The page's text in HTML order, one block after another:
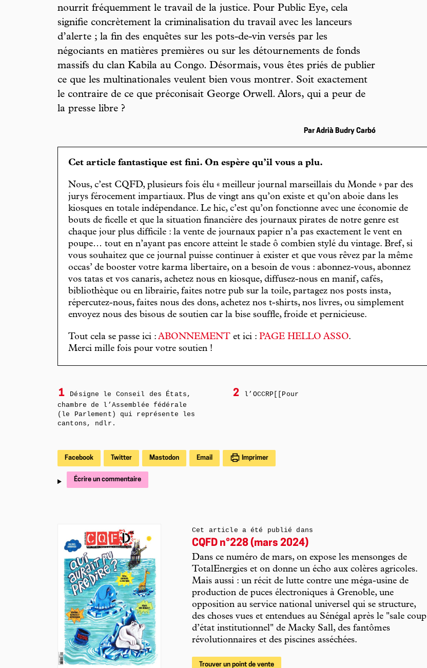
nourrit fréquemment le travail de la justice. Pour Public Eye, cela
signifie concrètement la criminalisation du travail avec les lanceurs
d’alerte ; la fin des enquêtes sur les pots-de-vin versés par les
négociants en matières premières ou sur les détournements de fonds
massifs du clan Kabila au Congo. Désormais, vous êtes priés de publier
ce que les multinationales veulent bien vous montrer. Soit exactement
le contraire de ce que préconisait George Orwell. Alors, qui a peur de
la presse libre ?
Par Adrià Budry Carbó
Cet article fantastique est fini. On espère qu’il vous a plu.
Nous, c’est CQFD, plusieurs fois élu « meilleur journal marseillais du Monde » par des
jurys férocement impartiaux. Plus de vingt ans qu’on existe et qu’on aboie dans les
kiosques en totale indépendance. Le hic, c’est qu’on fonctionne avec une économie de
bouts de ficelle et que la situation financière des journaux pirates de notre genre est
chaque jour plus difficile : la vente de journaux papier n’a pas exactement le vent en
poupe… tout en n’ayant pas encore atteint le stade ô combien stylé du vintage. Bref, si
vous souhaitez que ce journal puisse continuer à exister et que vous rêvez par la même
occas’ de booster votre karma libertaire, on a besoin de vous : abonnez-vous, abonnez
vos tatas et vos canaris, achetez nous en kiosque, diffusez-nous en manif, cafés,
bibliothèque ou en librairie, faites notre pub sur la toile, partagez nos posts insta,
répercutez-nous, faites nous des dons, achetez nos t-shirts, nos livres, ou simplement
envoyez nous des bisous de soutien car la bise souffle, froide et pernicieuse.
Tout cela se passe ici : ABONNEMENT et ici : PAGE HELLO ASSO.
Merci mille fois pour votre soutien !
1
Désigne le Conseil des États,
chambre de l’Assemblée fédérale
(le Parlement) qui représente les
cantons, ndlr.
2 l’OCCRP[[Pour
Facebook Twitter Mastodon Email Imprimer
Écrire un commentaire
Cet article a été publié dans
CQFD n°228 (mars 2024)
Dans ce numéro de mars, on expose les mensonges de
TotalEnergies et on donne un écho aux colères agricoles.
Mais aussi : un récit de lutte contre une méga-usine de
production de puces électroniques à Grenoble, une
opposition au service national universel qui se structure,
des choses vues et entendues au Sénégal après le "sale coup
d’état institutionnel" de Macky Sall, des fantômes
révolutionnaires et des piscines asséchées.
Trouver un point de vente